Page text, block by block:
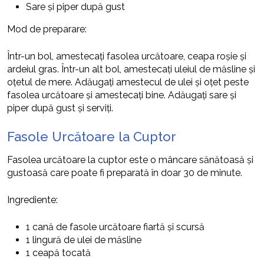
Sare și piper după gust
Mod de preparare:
Într-un bol, amestecați fasolea urcătoare, ceapa roșie și
ardeiul gras. Într-un alt bol, amestecați uleiul de măsline și
oțetul de mere. Adăugați amestecul de ulei și oțet peste
fasolea urcătoare și amestecați bine. Adăugați sare și
piper după gust și serviți.
Fasole Urcătoare la Cuptor
Fasolea urcătoare la cuptor este o mâncare sănătoasă și
gustoasă care poate fi preparată în doar 30 de minute.
Ingrediente:
1 cană de fasole urcătoare fiartă și scursă
1 lingură de ulei de măsline
1 ceapă tocată